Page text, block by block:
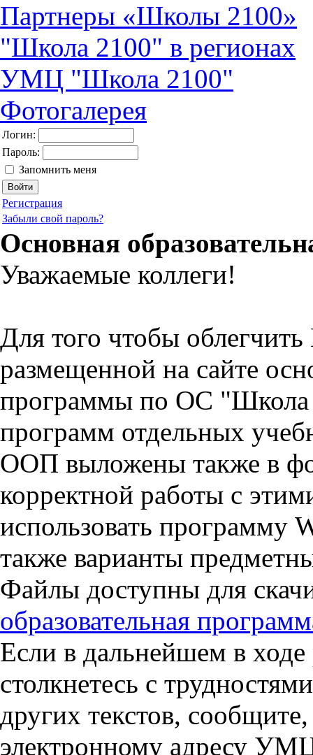
Партнеры «Школы 2100»
"Школа 2100" в регионах
УМЦ "Школа 2100"
Фотогалерея
Логин:
Пароль:
Запомнить меня
Регистрация
Забыли свой пароль?
Основная
Уважаемые коллеги!
Для того чтобы
размещенной на сайте
программы по ОС "Школа
программ отдельных
ООП выложены также в
корректной работы с
использовать программу
также варианты
Файлы доступны для
образовательная
Если в дальнейшем в
столкнетесь с
других текстов,
электронному адресу